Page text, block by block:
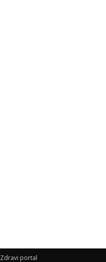
Zdravi portal